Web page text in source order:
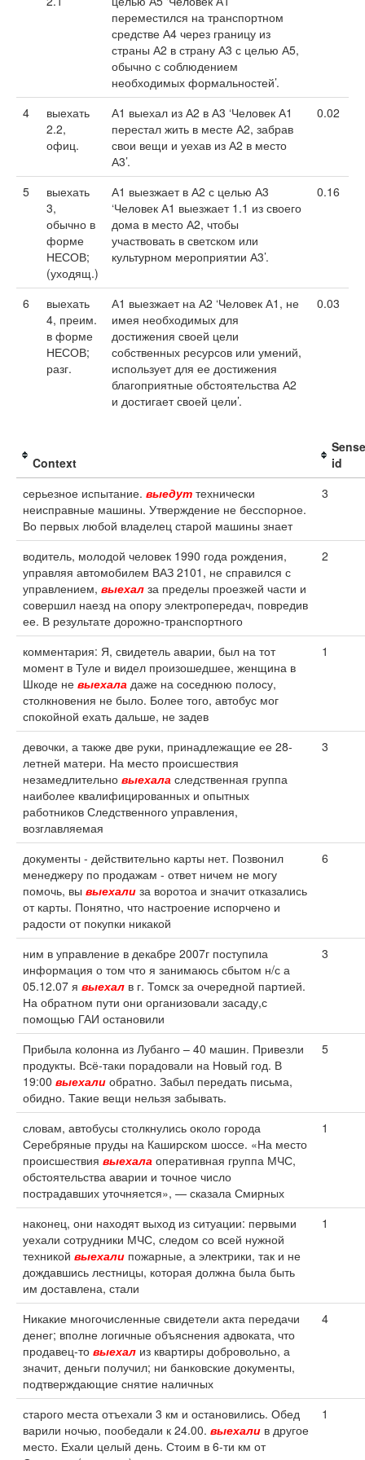
переместился на транспортном
средстве А4 через границу из
страны А2 в страну А3 с целью А5,
обычно с соблюдением
необходимых формальностей’.
4
выехать
2.2,
офиц.
А1 выехал из А2 в А3 ‘Человек А1
перестал жить в месте А2, забрав
свои вещи и уехав из А2 в место
А3’.
0.02
5
выехать
3,
обычно в
форме
НЕСОВ;
(уходящ.)
А1 выезжает в А2 с целью А3
‘Человек А1 выезжает 1.1 из своего
дома в место А2, чтобы
участвовать в светском или
культурном мероприятии А3’.
0.16
6
выехать
4, преим.
в форме
НЕСОВ;
разг.
А1 выезжает на А2 ‘Человек А1, не
имея необходимых для
достижения своей цели
собственных ресурсов или умений,
использует для ее достижения
благоприятные обстоятельства А2
и достигает своей цели’.
0.03
Context
Sense
id
серьезное испытание. выедут технически
неисправные машины. Утверждение не бесспорное.
Во первых любой владелец старой машины знает
3
водитель, молодой человек 1990 года рождения,
управляя автомобилем ВАЗ 2101, не справился с
управлением, выехал за пределы проезжей части и
совершил наезд на опору электропередач, повредив
ее. В результате дорожно-транспортного
2
комментария: Я, свидетель аварии, был на тот
момент в Туле и видел произошедшее, женщина в
Шкоде не выехала даже на соседнюю полосу,
столкновения не было. Более того, автобус мог
спокойной ехать дальше, не задев
1
девочки, а также две руки, принадлежащие ее 28-
летней матери. На место происшествия
незамедлительно выехала следственная группа
наиболее квалифицированных и опытных
работников Следственного управления,
возглавляемая
3
документы - действительно карты нет. Позвонил
менеджеру по продажам - ответ ничем не могу
помочь, вы выехали за воротоа и значит отказались
от карты. Понятно, что настроение испорчено и
радости от покупки никакой
6
ним в управление в декабре 2007г поступила
информация о том что я занимаюсь сбытом н/с а
05.12.07 я выехал в г. Томск за очередной партией.
На обратном пути они организовали засаду,с
помощью ГАИ остановили
3
Прибыла колонна из Лубанго – 40 машин. Привезли
продукты. Всё-таки порадовали на Новый год. В
19:00 выехали обратно. Забыл передать письма,
обидно. Такие вещи нельзя забывать.
5
словам, автобусы столкнулись около города
Серебряные пруды на Каширском шоссе. «На место
происшествия выехала оперативная группа МЧС,
обстоятельства аварии и точное число
пострадавших уточняется», — сказала Смирных
1
наконец, они находят выход из ситуации: первыми
уехали сотрудники МЧС, следом со всей нужной
техникой выехали пожарные, а электрики, так и не
дождавшись лестницы, которая должна была быть
им доставлена, стали
1
Никакие многочисленные свидетели акта передачи
денег; вполне логичные объяснения адвоката, что
продавец-то выехал из квартиры добровольно, а
значит, деньги получил; ни банковские документы,
подтверждающие снятие наличных
4
старого места отъехали 3 км и остановились. Обед
варили ночью, пообедали к 24.00. выехали в другое
место. Ехали целый день. Стоим в 6-ти км от
1